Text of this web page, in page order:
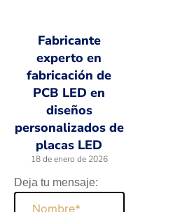
Fabricante
experto en
fabricación de
PCB LED en
diseños
personalizados de
placas LED
18 de enero de 2026
Deja tu mensaje:
Nombre